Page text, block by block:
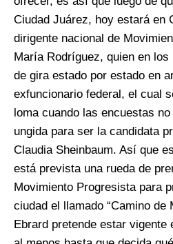
Ciudad Juárez, hoy estará en
dirigente nacional de
María Rodríguez, quien en
de gira estado por estado en
exfuncionario federal, el cual
loma cuando las encuestas
ungida para ser la candidata
Claudia Sheinbaum. Así que
está prevista una rueda de
Movimiento Progresista para
ciudad el llamado “Camino de
Ebrard pretende estar vigente